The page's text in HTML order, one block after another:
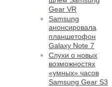
Gear VR
Samsung
анонсировала
планшетофон
Galaxy Note 7
Слухи о новых
возможностях
«умных» часов
Samsung Gear S3